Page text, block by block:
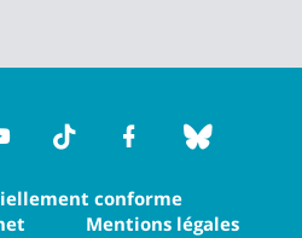
YoutubeTikTok Facebook
conforme
Mentions légales